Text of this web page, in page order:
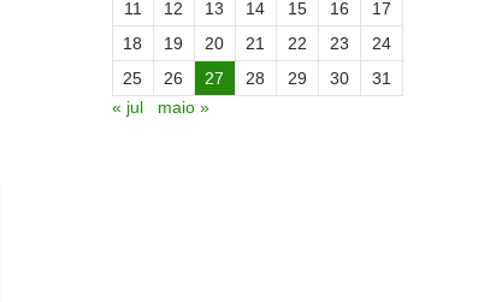
11
12 13 14 15 16
17
18
19 20 21 22 23
24
25
26 27 28 29 30
31
« jul
maio »